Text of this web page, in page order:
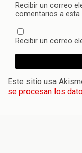
Recibir un correo
comentarios a esta
Recibir un correo
Este sitio usa
se procesan los